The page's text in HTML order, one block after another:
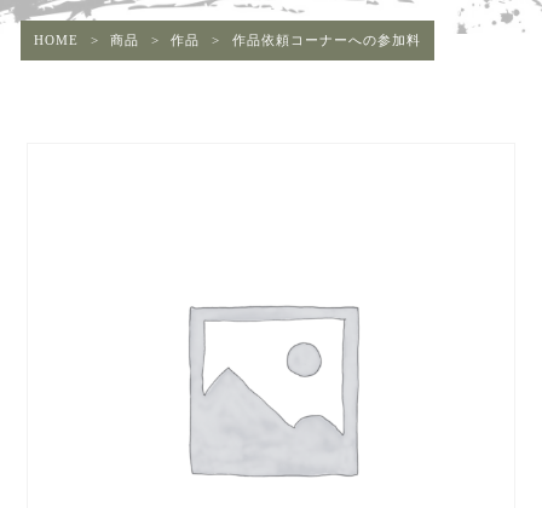
HOME > 商品 > 作品 > 作品依頼コーナーへの参加料